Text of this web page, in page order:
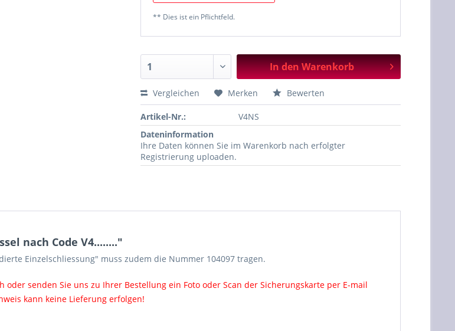
** Dies ist ein Pflichtfeld.
In denWarenkorb
Vergleichen Merken Bewerten
Artikel-Nr.:
V4NS
Dateninformation
Ihre Daten können Sie im Warenkorb nach erfolgter
Registrierung uploaden.
nach Code V4........"
Einzelschliessung" muss zudem die Nummer 104097 tragen.
senden Sie uns zu Ihrer Bestellung ein Foto oder Scan der Sicherungskarte per E-mail
kann keine Lieferung erfolgen!